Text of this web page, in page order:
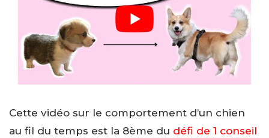
Cette vidéo sur le comportement d’un chien
au fil du temps est la 8ème du défi de 1 conseil